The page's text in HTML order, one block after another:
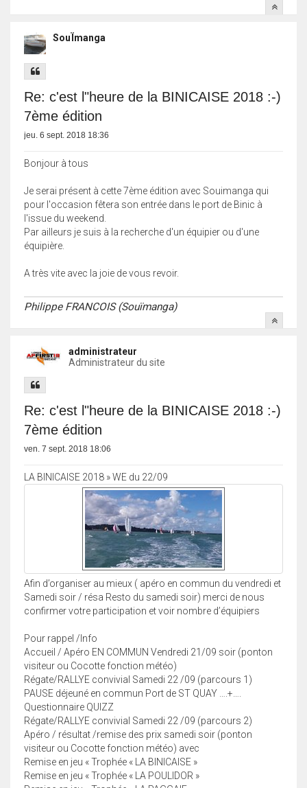
SouÏmanga
Re: c'est l"heure de la BINICAISE 2018 :-)
7ème édition
jeu. 6 sept. 2018 18:36
Bonjour à tous
Je serai présent à cette 7ème édition avec Souimanga qui
pour l'occasion fêtera son entrée dans le port de Binic à
l'issue du weekend.
Par ailleurs je suis à la recherche d'un équipier ou d'une
équipière.
A très vite avec la joie de vous revoir.
Philippe FRANCOIS (Souïmanga)
administrateur
Administrateur du site
Re: c'est l"heure de la BINICAISE 2018 :-)
7ème édition
ven. 7 sept. 2018 18:06
LA BINICAISE 2018 » WE du 22/09
Afin d’organiser au mieux ( apéro en commun du vendredi et
Samedi soir / résa Resto du samedi soir) merci de nous
confirmer votre participation et voir nombre d’équipiers
Pour rappel /Info
Accueil / Apéro EN COMMUN Vendredi 21/09 soir (ponton
visiteur ou Cocotte fonction météo)
Régate/RALLYE convivial Samedi 22 /09 (parcours 1)
PAUSE déjeuné en commun Port de ST QUAY ….+….
Questionnaire QUIZZ
Régate/RALLYE convivial Samedi 22 /09 (parcours 2)
Apéro / résultat /remise des prix samedi soir (ponton
visiteur ou Cocotte fonction météo) avec
Remise en jeu « Trophée « LA BINICAISE »
Remise en jeu « Trophée « LA POULIDOR »